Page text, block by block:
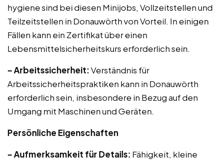
hygiene sind bei diesen Minijobs, Vollzeitstellen und
Teilzeitstellen in Donauwörth von Vorteil. In einigen
Fällen kann ein Zertifikat über einen
Lebensmittelsicherheitskurs erforderlich sein.
– Arbeitssicherheit:Verständnis für
Arbeitssicherheitspraktiken kann in Donauwörth
erforderlich sein, insbesondere in Bezug auf den
Umgang mit Maschinen und Geräten.
Persönliche Eigenschaften
– Aufmerksamkeit für Details: Fähigkeit, kleine